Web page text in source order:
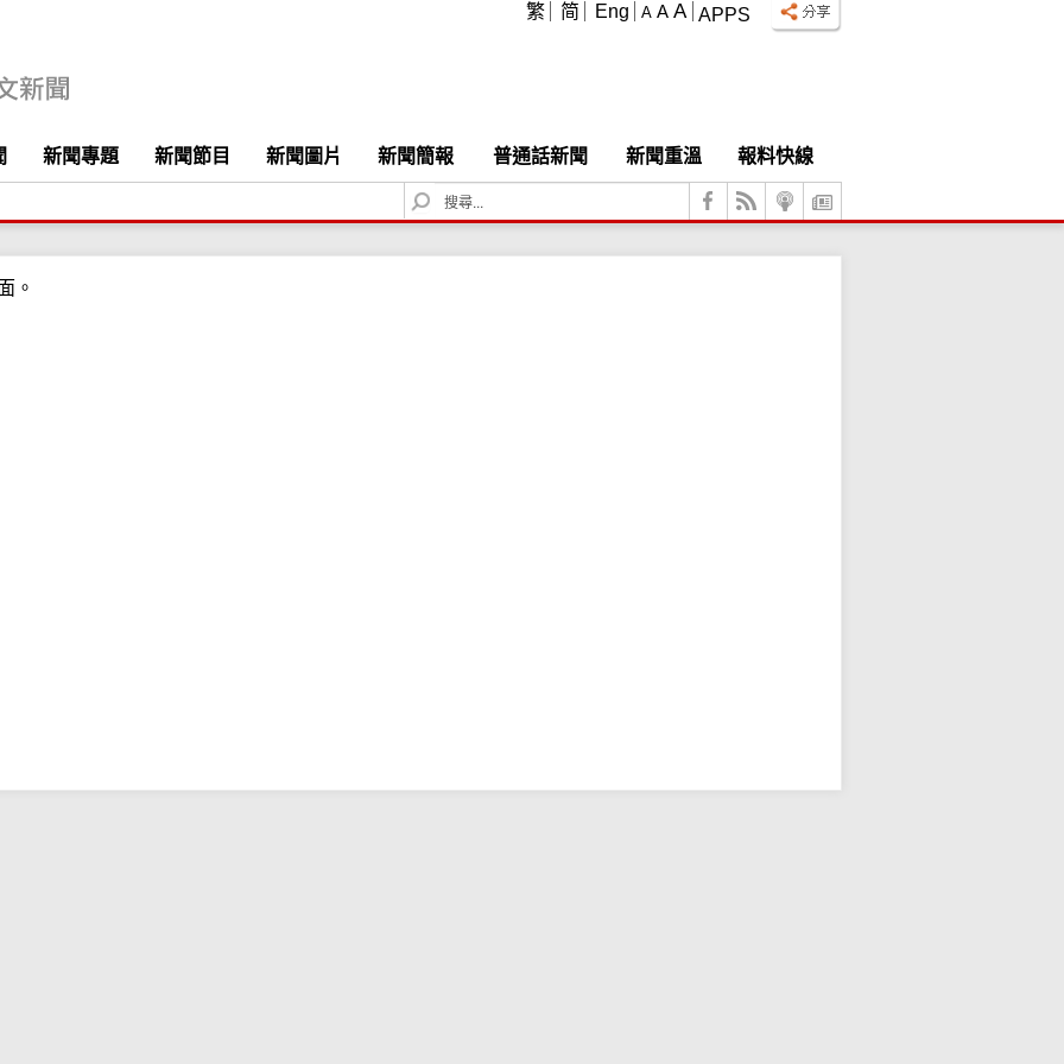
APPS
A A A
繁 简 Eng
新聞專題 新聞節目 新聞圖片 新聞簡報 普通話新聞 新聞重溫
報料快線
S
e
。